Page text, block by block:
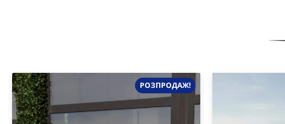
РОЗПРОДАЖ!